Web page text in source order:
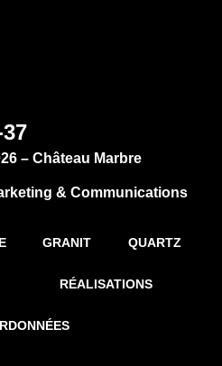
– Château Marbre
& Communications
GRANIT QUARTZ
RÉALISATIONS